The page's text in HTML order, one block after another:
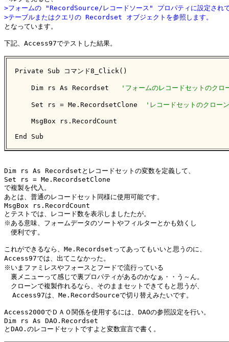
>フォームの "RecordSource/レコードソース" プロパティに設定され
>テーブルまたはクエリの Recordset オブジェクトを参照します。
となっています。
下記、Access97でテストした結果。
Private Sub コマンド8_Click()
    Dim rs As Recordset
'フォームのレコードセットのクロ
    Set rs = Me.RecordsetClone
'レコードセットのクロー
    MsgBox rs.RecordCount
End Sub
Dim rs As Recordsetとレコードセットの変数を定義して、
Set rs = Me.RecordsetClone
で複製を代入。
あとは、普通のレコードセット同様に使用可能です。
MsgBox rs.RecordCount
とテストでは、レコード数を表示しましたたが。
※ある意味、フォームデータのソートやフィルターとかも効くし
便利です。
これができるなら、Me.Recordsetってあってもいいと思うのに、
Access97では、出てこなかった。
※いまファミレスやフォースとフードで流行っている
裏メニューって感じで裏プロパティがあるのかなぁ・・う～ん。
クローンで複製作れるなら、そのままセットできてもと思うが、
  Access97は、Me.RecordSourceで切り替えみたいです。
Access2000でＤＡＯ関係を使用するには、DAOの参照設定を行い。
Dim rs As DAO.Recordset
とDAO.のレコードセットですよと変数宣言で書く。